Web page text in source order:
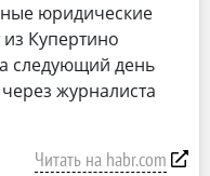
юридические
Купертино
следующий день
журналиста
Читать на habr.com